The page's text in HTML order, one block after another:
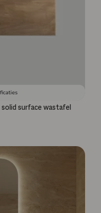
surface wastafel